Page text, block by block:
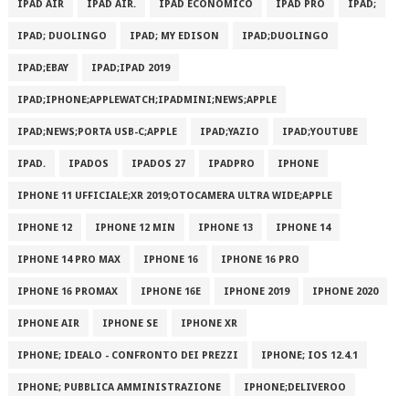
IPAD AIR IPAD AIR. IPAD ECONOMICO IPAD PRO IPAD;
IPAD; DUOLINGO IPAD; MY EDISON IPAD;DUOLINGO
IPAD;EBAY IPAD;IPAD 2019
IPAD;IPHONE;APPLEWATCH;IPADMINI;NEWS;APPLE
IPAD;NEWS;PORTA USB-C;APPLE IPAD;YAZIO IPAD;YOUTUBE
IPAD. IPADOS IPADOS 27 IPADPRO IPHONE
IPHONE 11 UFFICIALE;XR 2019;OTOCAMERA ULTRA WIDE;APPLE
IPHONE 12 IPHONE 12 MIN IPHONE 13 IPHONE 14
IPHONE 14 PRO MAX IPHONE 16 IPHONE 16 PRO
IPHONE 16 PROMAX IPHONE 16E IPHONE 2019 IPHONE 2020
IPHONE AIR IPHONE SE IPHONE XR
IPHONE; IDEALO - CONFRONTO DEI PREZZI IPHONE; IOS 12.4.1
IPHONE; PUBBLICA AMMINISTRAZIONE IPHONE;DELIVEROO